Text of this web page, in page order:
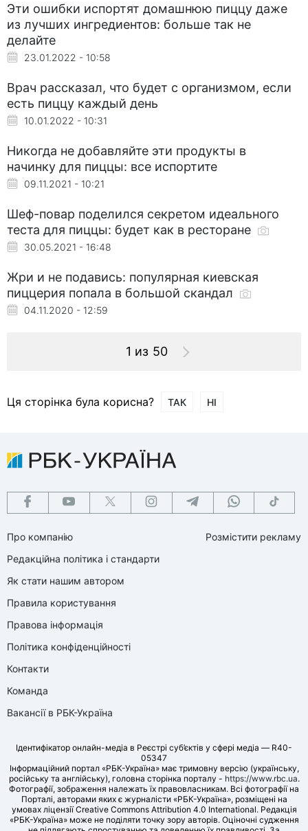
Эти ошибки испортят домашнюю пиццу даже
из лучших ингредиентов: больше так не
делайте
23.01.2022 - 10:58
Врач рассказал, что будет с организмом, если
есть пиццу каждый день
10.01.2022 - 10:31
Никогда не добавляйте эти продукты в
начинку для пиццы: все испортите
09.11.2021 - 10:21
Шеф-повар поделился секретом идеального
теста для пиццы: будет как в ресторане
30.05.2021 - 16:48
Жри и не подавись: популярная киевская
пиццерия попала в большой скандал
04.11.2020 - 12:59
1 из 50
Ця сторінка була корисна? ТАК НІ
Про компанію
Редакційна політика і стандарти
Як стати нашим автором
Правила користування
Правова інформація
Політика конфіденційності
Контакти
Команда
Вакансії в РБК-Україна
Розмістити рекламу
Ідентифікатор онлайн-медіа в Реєстрі суб’єктів у сфері медіа — R40-
05347
Інформаційний портал «РБК-Україна» має тримовну версію (українську,
російську та англійську), головна сторінка порталу - https://www.rbc.ua.
Фотографії, зображення належать їх правовласникам. Всі фотографії на
Порталі, авторами яких є журналісти «РБК-Україна», розміщені на
умовах ліцензії Creative Commons Attribution 4.0 International. Редакція
«РБК-Україна» може не поділяти точку зору авторів. Оціночні судження